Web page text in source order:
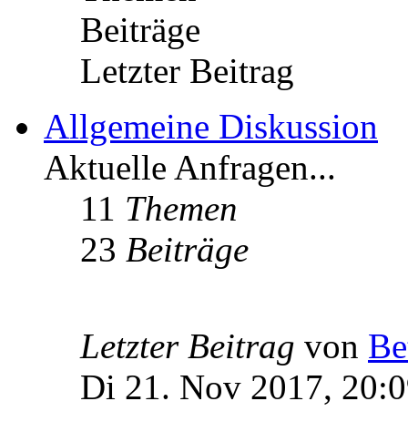
Beiträge
Letzter Beitrag
Allgemeine Diskussion
Aktuelle Anfragen...
11 Themen
23 Beiträge
Letzter Beitrag von
Di 21. Nov 2017,